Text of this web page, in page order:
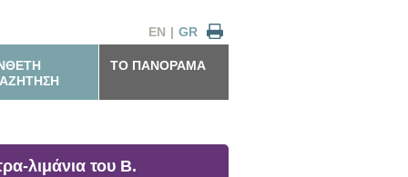
GR
|
EN
ΤΟ ΠΑΝΟΡΑΜΑ
λιμάνια του Β.